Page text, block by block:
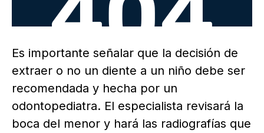
Es importante señalar que la decisión de
extraer o no un diente a un niño debe ser
recomendada y hecha por un
odontopediatra. El especialista revisará la
boca del menor y hará las radiografías que